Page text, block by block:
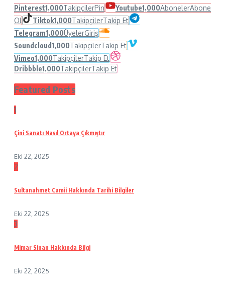
Pinterest1,000TakipçilerPin Youtube1,000AbonelerAbone
Ol
Tiktok1,000TakipçilerTakip Et
Telegram1,000ÜyelerGiriş
Soundcloud1,000TakipçilerTakip Et
Vimeo1,000TakipçilerTakip Et
Dribbble1,000TakipçilerTakip Et
Featured Posts
1
Çini Sanatı Nasıl Ortaya Çıkmıştır
Eki 22, 2025
2
Sultanahmet Camii Hakkında Tarihi Bilgiler
Eki 22, 2025
3
Mimar Sinan Hakkında Bilgi
Eki 22, 2025